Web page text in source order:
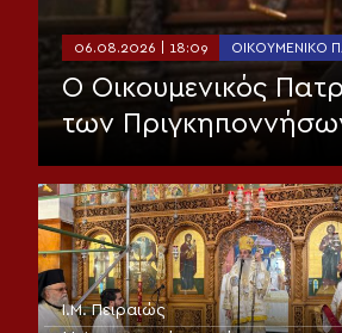
06.08.2026 | 18:09 ΟΙΚΟΥΜΕΝΙΚΌ
Ο Οικουμενικός
των
Ι.Μ. Πειραιώς